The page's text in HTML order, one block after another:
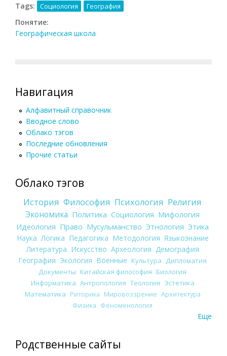
Tags: Социология География
Понятие:
Географическая школа
Навигация
Алфавитный справочник
Вводное слово
Облако тэгов
Последние обновления
Прочие статьи
Облако тэгов
История Философия Психология Религия
Экономика Политика Социология Мифология
Идеология Право Мусульманство Этнология Этика
Наука Логика Педагогика Методология Языкознание
Литература Искусство Археология Демография
География Экология Военные Культура
Дипломатия
Документы Китайская философия Биология
Информатика Антропология Теология Эстетика
Математика Риторика Мировоззрение Архитектура
Физика Феноменология
Еще
Родственные сайты